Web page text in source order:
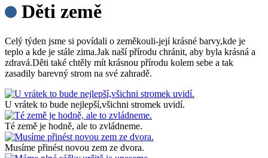
Děti země
Celý týden jsme si povídali o zeměkouli-její krásné barvy,kde je
teplo a kde je stále zima.Jak naší přírodu chránit, aby byla krásná a
zdravá.Děti také chtěly mít krásnou přírodu kolem sebe a tak
zasadily barevný strom na své zahradě.
U vrátek to bude nejlepší,všichni stromek uvidí.
Té země je hodně, ale to zvládneme.
Musíme přinést novou zem ze dvora.